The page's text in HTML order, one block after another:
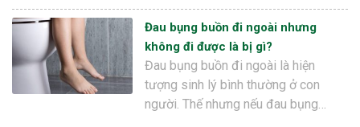
Đau bụng buồn đi ngoài nhưng
không đi được là bị gì?
Đau bụng buồn đi ngoài là hiện
tượng sinh lý bình thường ở con
người. Thế nhưng nếu đau bụng…